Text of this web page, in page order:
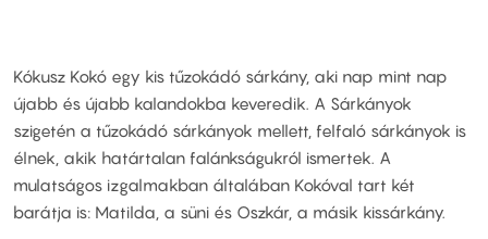
Kókusz Kokó egy kis tűzokádó sárkány, aki nap mint nap
újabb és újabb kalandokba keveredik. A Sárkányok
szigetén a tűzokádó sárkányok mellett, felfaló sárkányok is
élnek, akik határtalan falánkságukról ismertek. A
mulatságos izgalmakban általában Kokóval tart két
barátja is: Matilda, a süni és Oszkár, a másik kissárkány.